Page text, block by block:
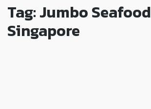
Tag:Jumbo Seafood
Singapore